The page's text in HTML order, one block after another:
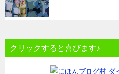
クリックすると喜びます♪